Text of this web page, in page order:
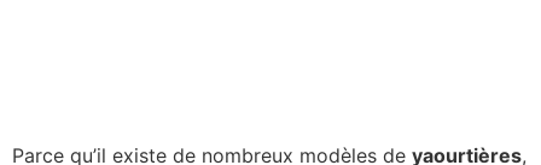
Parce qu’il existe de nombreux modèles de yaourtières,